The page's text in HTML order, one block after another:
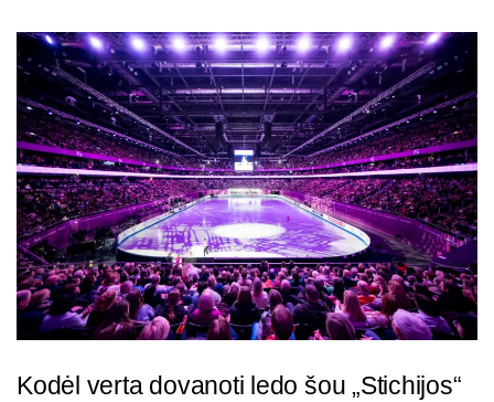
Kodėl verta dovanoti ledo šou „Stichijos“